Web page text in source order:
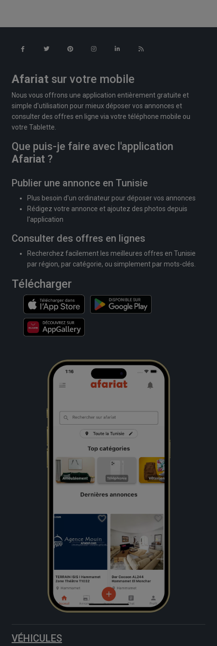
Afariat sur votre mobile
Nous vous offrons une application entièrement gratuite et
simple d'utilisation pour mieux déposer vos annonces et
consulter des offres en ligne via votre téléphone mobile ou
votre Tablette.
Que puis-je faire avec l'application
Afariat ?
Publier une annonce en Tunisie
Plus besoin d'un ordinateur pour déposer vos annonces
Rédigez votre annonce et ajoutez des photos depuis
l'application
Consulter des offres en lignes
Recherchez facilement les meilleures offres en Tunisie
par région, par catégorie, ou simplement par mots-clés.
Télécharger
VÉHICULES